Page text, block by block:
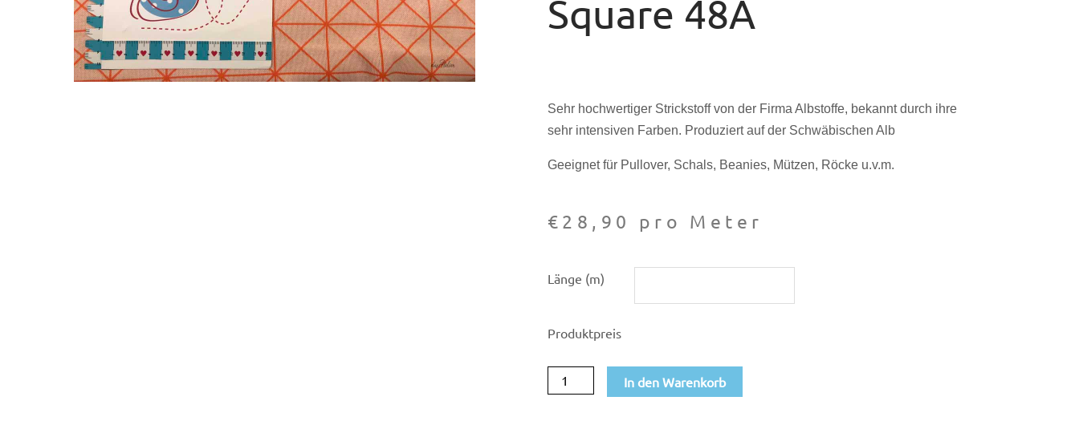
Square 48A
Sehr hochwertiger Strickstoff von der Firma Albstoffe, bekannt durch ihre
sehr intensiven Farben. Produziert auf der Schwäbischen Alb
Geeignet für Pullover, Schals, Beanies, Mützen, Röcke u.v.m.
€ 28,90 pro Meter
Länge (m)
Produktpreis
Strickstoff
Cross
48A
In den Warenkorb